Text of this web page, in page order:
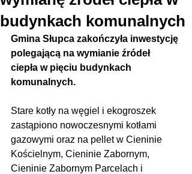
budynkach komunalnych
Gmina Słupca zakończyła inwestycję
polegającą na wymianie źródeł
ciepła w pięciu budynkach
komunalnych.
Stare kotły na węgiel i ekogroszek
zastąpiono nowoczesnymi kotłami
gazowymi oraz na pellet w Cieninie
Kościelnym, Cieninie Zabornym,
Cieninie Zabornym Parcelach i